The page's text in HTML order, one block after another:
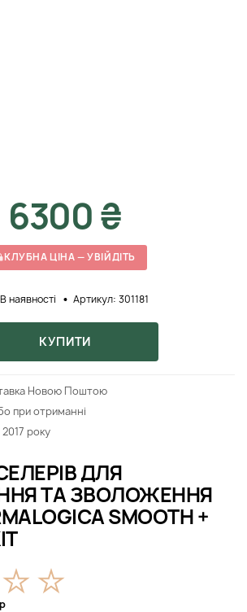
ДЛЯ
ТА ЗВОЛОЖЕННЯ
SMOOTH +
6300 ₴
КЛУБНА ЦІНА — УВІЙДІТЬ
В наявності Артикул: 301181
КУПИТИ
Новою Поштою
при отриманні
року